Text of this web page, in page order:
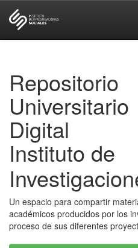
Repositorio
Universitario
Digital
Instituto de
Un espacio para compartir
académicos producidos por los
proceso de sus diferentes